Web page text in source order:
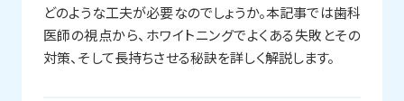
どのような工夫が必要なのでしょうか。本記事では歯科
医師の視点から、ホワイトニングでよくある失敗とその
対策、そして長持ちさせる秘訣を詳しく解説します。